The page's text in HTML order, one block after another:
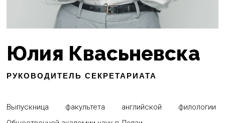
Юлия Квасьневска
РУКОВОДИТЕЛЬ СЕКРЕТАРИАТА
Выпускница факультета английской филологии